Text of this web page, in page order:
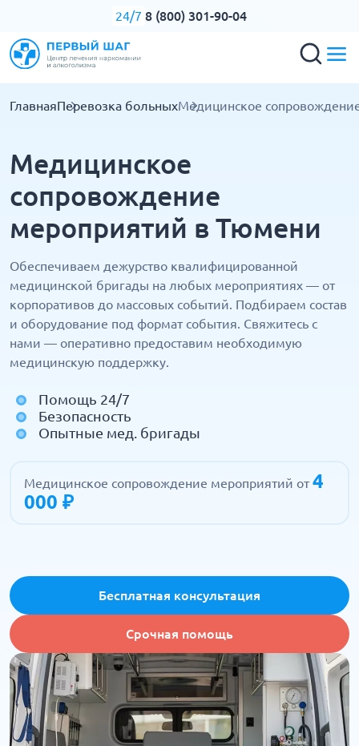
24/7 8 (800) 301-90-04
ГлавнаяПеревозка больныхМедицинское
Медицинское
сопровождение
мероприятий в Тюмени
Обеспечиваем дежурство квалифицированной
медицинской бригады на любых мероприятиях — от
корпоративов до массовых событий. Подбираем состав
и оборудование под формат события. Свяжитесь с
нами — оперативно предоставим необходимую
медицинскую поддержку.
Помощь 24/7
Безопасность
Опытные мед. бригады
Медицинское сопровождение мероприятий от4
000 ₽
Бесплатная консультация
Срочная помощь